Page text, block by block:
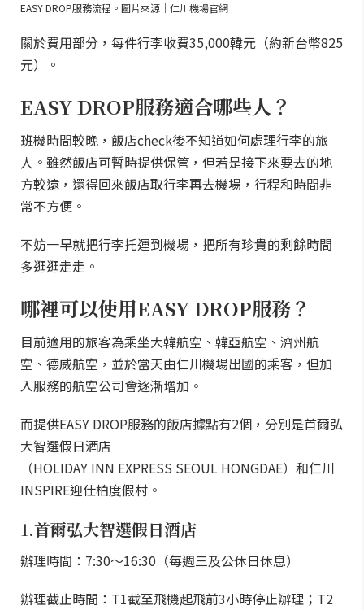
EASY DROP服務流程。圖片來源｜仁川機場官網
關於費用部分，每件行李收費35,000韓元（約新台幣825
元）。
EASY DROP服務適合哪些人？
班機時間較晚，飯店check後不知道如何處理行李的旅
人。雖然飯店可暫時提供保管，但若是接下來要去的地
方較遠，還得回來飯店取行李再去機場，行程和時間非
常不方便。
不妨一早就把行李托運到機場，把所有珍貴的剩餘時間
多逛逛走走。
哪裡可以使用EASY DROP服務？
目前適用的旅客為乘坐大韓航空、韓亞航空、濟州航
空、德威航空，並於當天由仁川機場出國的乘客，但加
入服務的航空公司會逐漸增加。
而提供EASY DROP服務的飯店據點有2個，分別是首爾弘
大智選假日酒店
（HOLIDAY INN EXPRESS SEOUL HONGDAE）和仁川
INSPIRE迎仕柏度假村。
1.首爾弘大智選假日酒店
辦理時間：7:30～16:30（每週三及公休日休息）
辦理截止時間：T1截至飛機起飛前3小時停止辦理；T2